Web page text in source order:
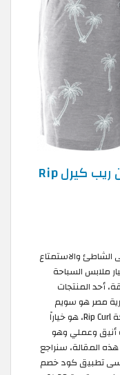
سويم شورت للرجال من ريب كيرل Rip
الشاطئ والاستمتاع
ملابس السباحة
أحد المنتجات
مصر هو سويم
شورت للرجال من ريب كيرل من ماركة Rip Curl، هو خياراً
أنيق وعملي وهو
المقالة، سنراجع
تنسى تطبيق كود خصم